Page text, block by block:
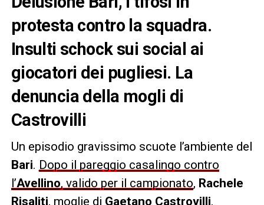
protesta contro la squadra.
Insulti schock sui social ai
giocatori dei pugliesi. La
denuncia della mogli di
Castrovilli
Un episodio gravissimo scuote l’ambiente del
Bari. Dopo il pareggio casalingo contro
l’Avellino, valido per il campionato, Rachele
Risaliti, moglie di Gaetano Castrovilli,